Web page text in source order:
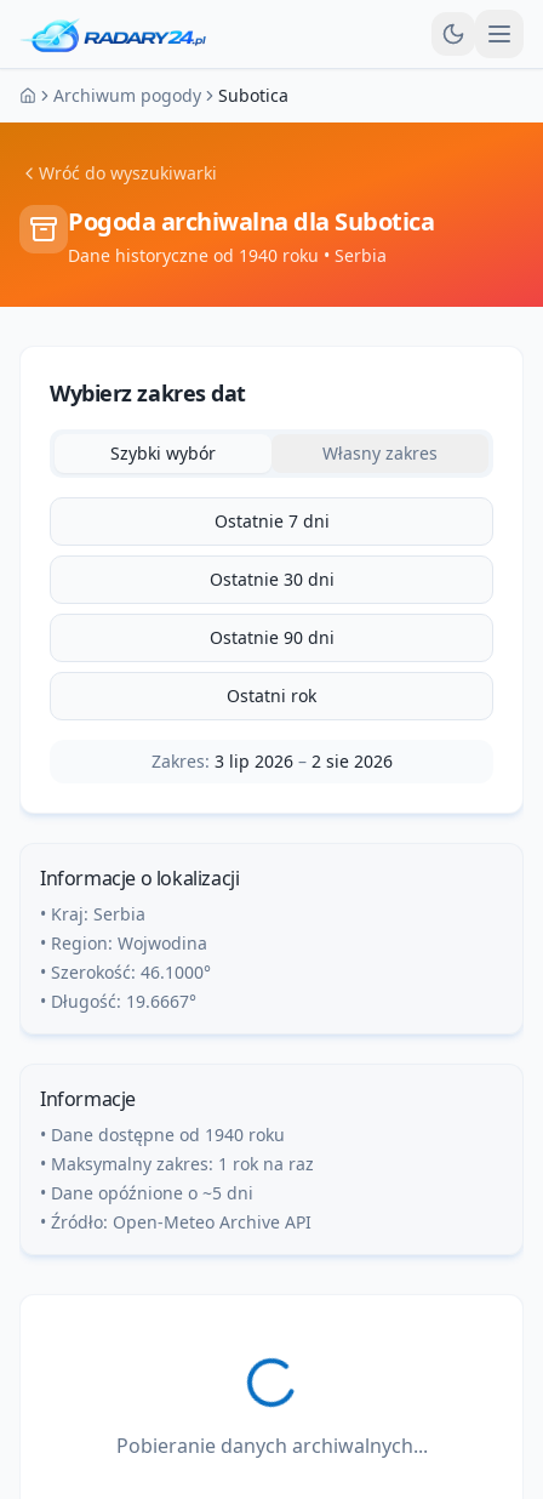
Strona główna
Archiwum pogody Subotica
Wróć do wyszukiwarki
Pogoda archiwalna dla Subotica
Dane historyczne od 1940 roku • Serbia
Wybierz zakres dat
Szybki wybór Własny zakres
Ostatnie 7 dni
Ostatnie 30 dni
Ostatnie 90 dni
Ostatni rok
Zakres: 3 lip 2026– 2 sie 2026
Informacje o lokalizacji
• Kraj: Serbia
• Region: Wojwodina
• Szerokość: 46.1000°
• Długość: 19.6667°
Informacje
• Dane dostępne od 1940 roku
• Maksymalny zakres: 1 rok na raz
• Dane opóźnione o ~5 dni
• Źródło: Open-Meteo Archive API
Pobieranie danych archiwalnych...